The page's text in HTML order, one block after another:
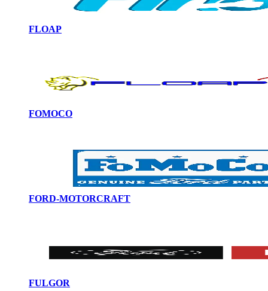
FLOAP
FOMOCO
FORD-MOTORCRAFT
FULGOR